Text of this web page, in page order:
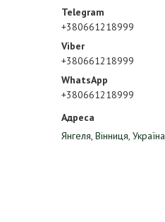
+380661218999
+380661218999
+380661218999
Янгеля, Вінниця, Україна